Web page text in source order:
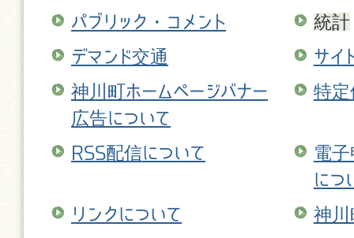
パブリック・コメント
統計
デマンド交通
サイ
神川町ホームページバナー
広告について
特定
RSS配信について
電子
につ
リンクについて
神川